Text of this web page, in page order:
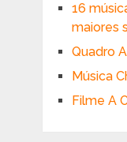
16
maiores
Quadro
Música
Filme A